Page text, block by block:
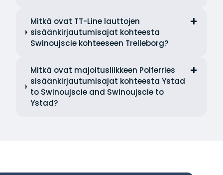
Mitkä ovat TT-Line lauttojen
sisäänkirjautumisajat kohteesta
Swinoujscie kohteeseen Trelleborg?
Mitkä ovat majoitusliikkeen Polferries
sisäänkirjautumisajat kohteesta Ystad
to Swinoujscie and Swinoujscie to
Ystad?